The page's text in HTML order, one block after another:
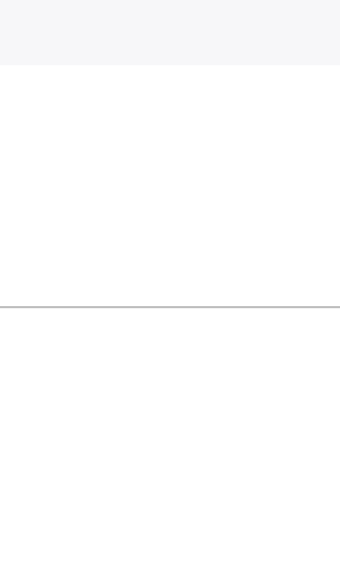
ำSEOรายเดื
ยวในเมืองไทย
ายบ้าน รับจ้างโพสต์บ้านที่ดินติดหน้า